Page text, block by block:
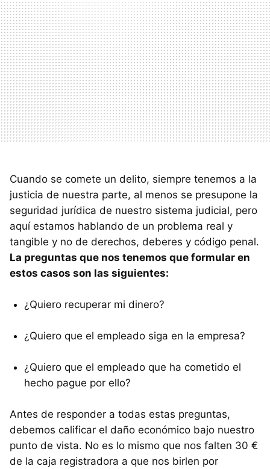
Cuando se comete un delito, siempre tenemos a la
justicia de nuestra parte, al menos se presupone la
seguridad jurídica de nuestro sistema judicial, pero
aquí estamos hablando de un problema real y
tangible y no de derechos, deberes y código penal.
La preguntas que nos tenemos que formular en
estos casos son las siguientes:
¿Quiero recuperar mi dinero?
¿Quiero que el empleado siga en la empresa?
¿Quiero que el empleado que ha cometido el
hecho pague por ello?
Antes de responder a todas estas preguntas,
debemos calificar el daño económico bajo nuestro
punto de vista. No es lo mismo que nos falten 30 €
de la caja registradora a que nos birlen por